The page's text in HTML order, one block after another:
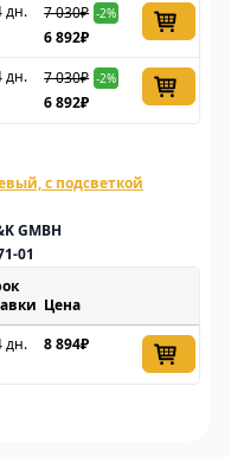
дн. 7 030₽ -2%
6 892₽
дн. 7 030₽ -2%
6 892₽
с подсветкой
GMBH
01
Цена
дн. 8 894₽